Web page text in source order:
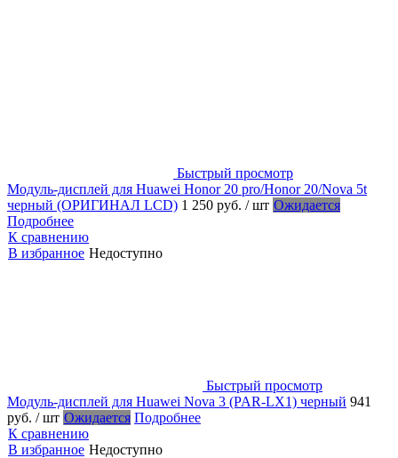
Быстрый просмотр
Модуль-дисплей для Huawei Honor 20 pro/Honor 20/Nova 5t
черный (ОРИГИНАЛ LCD) 1 250 руб. / шт Ожидается
Подробнее
К сравнению
В избранное Недоступно
Быстрый просмотр
Модуль-дисплей для Huawei Nova 3 (PAR-LX1) черный 941
руб. / шт Ожидается Подробнее
К сравнению
В избранное Недоступно